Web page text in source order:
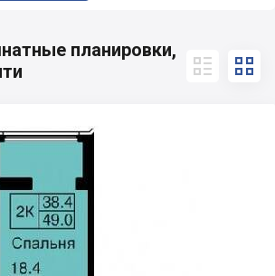
планировки,
 